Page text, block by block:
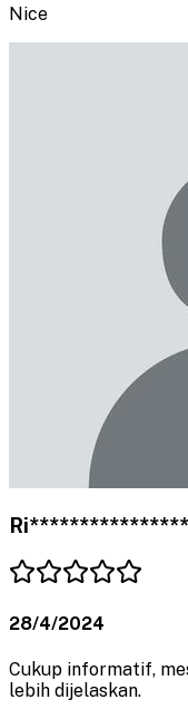
Nice
28/4/2024
Cukup informatif,
lebih dijelaskan.